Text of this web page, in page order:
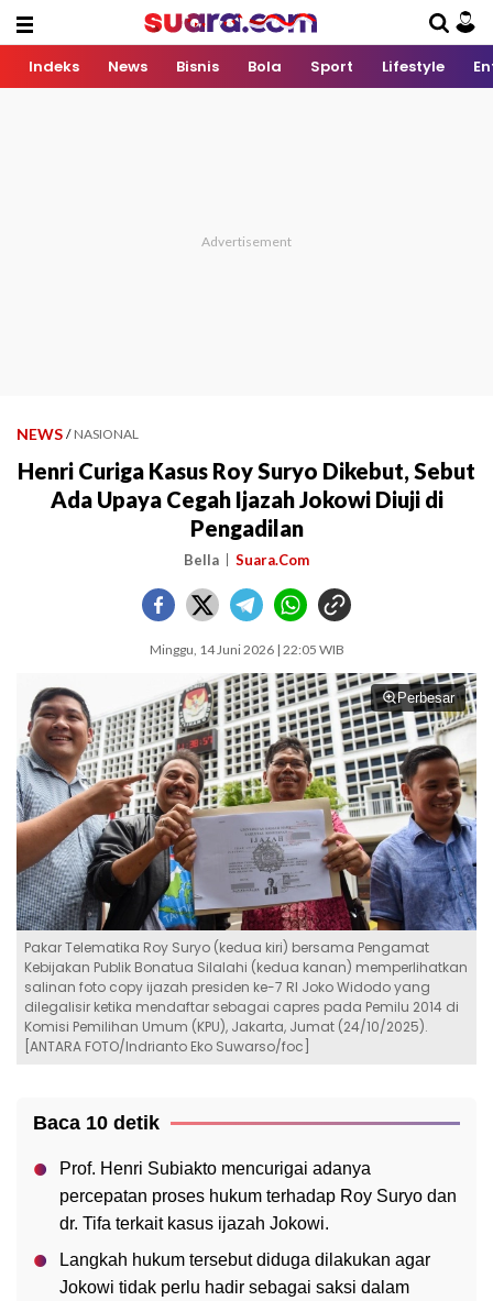
Indeks News Bisnis Bola Sport Lifestyle
NEWS / NASIONAL
Henri Curiga Kasus Roy Suryo Dikebut, Sebut
Ada Upaya Cegah Ijazah Jokowi Diuji di
Pengadilan
Bella Suara.Com
Minggu, 14 Juni 2026 | 22:05 WIB
Perbesar
Pakar Telematika Roy Suryo (kedua kiri) bersama Pengamat
Kebijakan Publik Bonatua Silalahi (kedua kanan) memperlihatkan
salinan foto copy ijazah presiden ke-7 RI Joko Widodo yang
dilegalisir ketika mendaftar sebagai capres pada Pemilu 2014 di
Komisi Pemilihan Umum (KPU), Jakarta, Jumat (24/10/2025).
[ANTARA FOTO/Indrianto Eko Suwarso/foc]
Baca 10 detik
Prof. Henri Subiakto mencurigai adanya
percepatan proses hukum terhadap Roy Suryo dan
dr. Tifa terkait kasus ijazah Jokowi.
Langkah hukum tersebut diduga dilakukan agar
Jokowi tidak perlu hadir sebagai saksi dalam